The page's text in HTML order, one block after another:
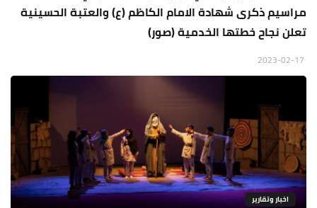
مراسيم ذكرى شهادة الامام الكاظم (ع) والعتبة الحسينية
تعلن نجاح خطتها الخدمية (صور)
اخبار وتقارير